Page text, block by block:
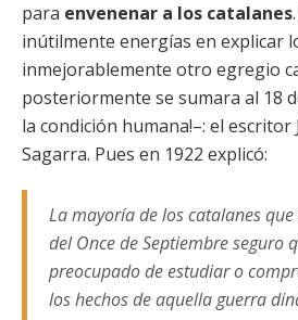
para envenenar a los catalanes
inútilmente energías en explicar
inmejorablemente otro egregio
posteriormente se sumara al 18
la condición humana!–: el escritor
Sagarra. Pues en 1922 explicó:
La mayoría de los catalanes
del Once de Septiembre seguro
preocupado de estudiar o
los hechos de aquella guerra